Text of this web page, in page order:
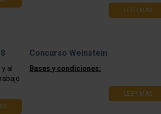
LEER MÁS
al
Concurso Weinstein
Bases y condiciones:
LEER MÁS